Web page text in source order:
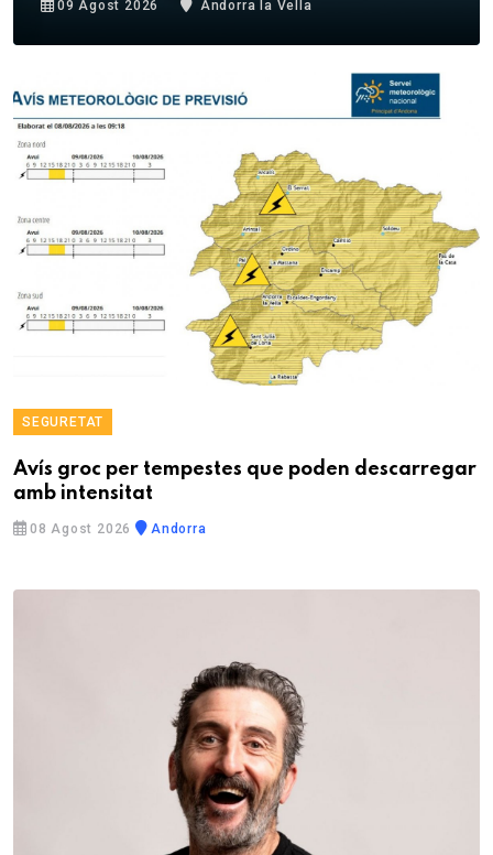
09 Agost 2026 Andorra la Vella
SEGURETAT
Avís groc per tempestes que poden descarregar
amb intensitat
08 Agost 2026 Andorra